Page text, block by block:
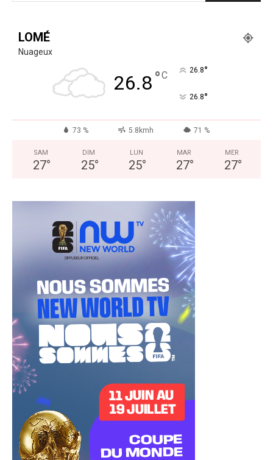
LOMÉ
Nuageux
26.8°C 26.8°
26.8°
73 % 5.8kmh 71 %
SAM
27°
DIM
25°
LUN
25°
MAR
27°
MER
27°